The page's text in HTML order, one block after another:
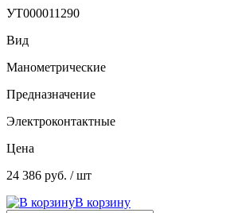
УТ000011290
Вид
Манометрические
Предназначение
Электроконтактные
Цена
24 386 руб. / шт
В корзину